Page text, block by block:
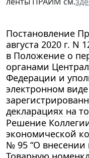
Постановление
августа 2020 г. N
в Положение о
органами
Федерации и
электронном
декларациях на
Решение
экономической
№ 95 “О